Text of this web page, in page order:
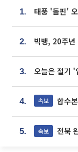
1.
2.
3. 오늘은 절기
4. 속보 합수본, '
5. 속보 전북